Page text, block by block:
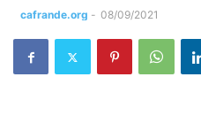
cafrande.org - 08/09/2021